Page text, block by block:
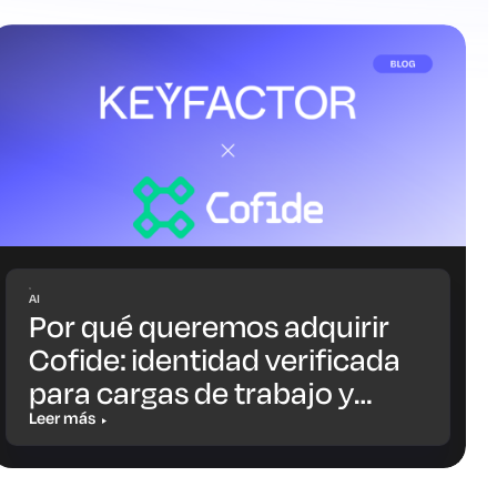
AI
Por qué queremos adquirir
Cofide: identidad verificada
para cargas de trabajo y
agentes de IA
Leer más